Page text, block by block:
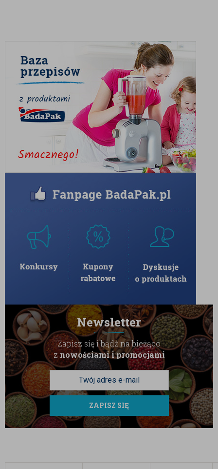
Newsletter
Zapisz się i bądź na bieżąco
znowościami i promocjami
ZAPISZ SIĘ